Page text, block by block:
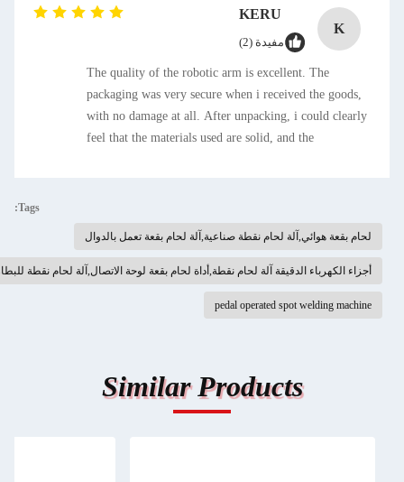
K
KERU
مفيدة (2)
The quality of the robotic arm is excellent. The
packaging was very secure when i received the goods,
with no damage at all. After unpacking, i could clearly
feel that the materials used are solid, and the
well-illustrated with both pictures and texts, which is
easy to understand. It didn& # 39;t take long to
complete the installation by following the steps.
لحام بقعة هوائي,آلة لحام نقطة صناعية,آلة لحام بقعة تعمل بالدوال
أجزاء الكهرباء الدقيقة آلة لحام نقطة,أداة لحام بقعة لوحة الاتصال,آلة لحام نقطة للبطارية
pedal operated spot welding machine
Similar Products